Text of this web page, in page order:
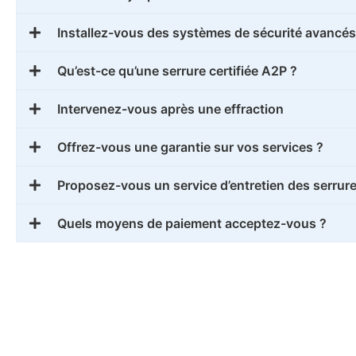
Installez-vous des systèmes de sécurité
Qu’est-ce qu’une serrure certifiée A2P ?
Intervenez-vous après une effraction
Offrez-vous une garantie sur vos services ?
Proposez-vous un service d’entretien des
Quels moyens de paiement acceptez-vous ?